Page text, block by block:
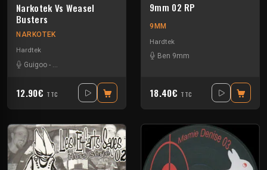
Narkotek Vs Weasel
Busters
NARKOTEK
Hardtek
Guigoo -
12.90€ TTC
9mm 02 RP
9MM
Hardtek
Ben 9mm
18.40€ TTC